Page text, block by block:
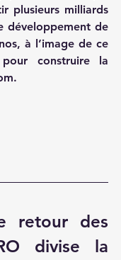
plusieurs milliards
développement de
à l’image de ce
construire la
.
retour des
divise la